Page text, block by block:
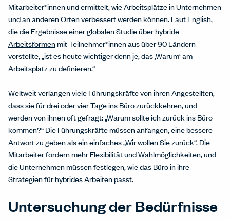
Mitarbeiter*innen und ermittelt, wie Arbeitsplätze in Unternehmen
und an anderen Orten verbessert werden können. Laut English,
die die Ergebnisse einerglobalen Studie über hybride
Arbeitsformenmit Teilnehmer*innen aus über 90 Ländern
vorstellte, „ist es heute wichtiger denn je, das ‚Warum‘ am
Arbeitsplatz zu definieren.“
Weltweit verlangen viele Führungskräfte von ihren Angestellten,
dass sie für drei oder vier Tage ins Büro zurückkehren, und
werden von ihnen oft gefragt: „Warum sollte ich zurück ins Büro
kommen?“ Die Führungskräfte müssen anfangen, eine bessere
Antwort zu geben als ein einfaches „Wir wollen Sie zurück“. Die
Mitarbeiter fordern mehr Flexibilität und Wahlmöglichkeiten, und
die Unternehmen müssen festlegen, wie das Büro in ihre
Strategien für hybrides Arbeiten passt.
Untersuchung der Bedürfnisse